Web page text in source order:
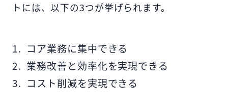
トには、以下の3つが挙げられます。
コア業務に集中できる
業務改善と効率化を実現できる
コスト削減を実現できる